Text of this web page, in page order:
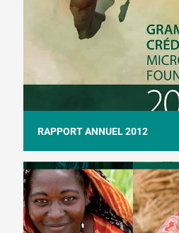
RAPPORT ANNUEL 2012